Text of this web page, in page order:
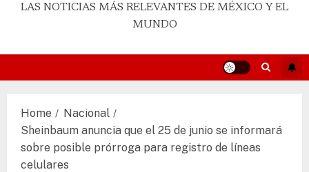
LAS NOTICIAS MÁS RELEVANTES DE MÉXICO Y EL
MUNDO
Home
Nacional
Sheinbaum anuncia que el 25 de junio se informará
sobre posible prórroga para registro de líneas
celulares